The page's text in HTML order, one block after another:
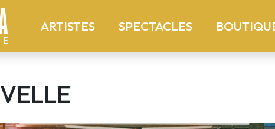
ARTISTES(current)SPECTACLES(current)